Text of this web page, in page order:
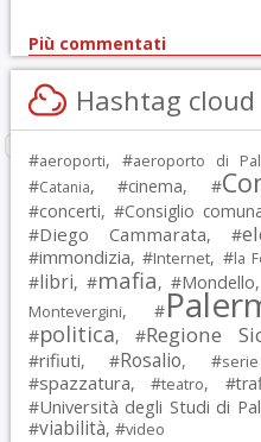
Più commentati
Hashtag cloud
#aeroporti, #aeroporto di
#Catania, #cinema, #
#concerti, #Consiglio
#Diego Cammarata, #
#immondizia, #Internet, #la
#libri, #mafia, #Mondello
Montevergini, #
#politica, #Regione
#rifiuti, #Rosalio, #
#spazzatura, #teatro, #
#Università degli Studi di
#viabilità, #video